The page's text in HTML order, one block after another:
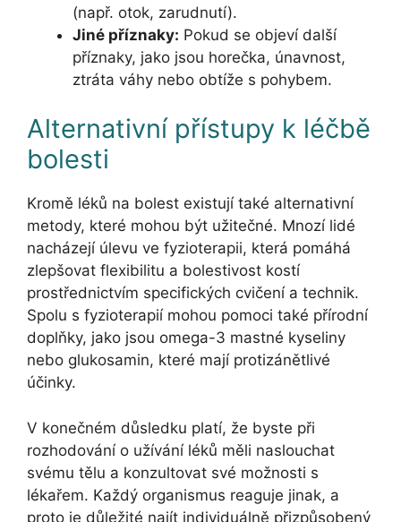
(např. otok, zarudnutí).
Jiné příznaky: Pokud se objeví další
příznaky, jako jsou horečka, únavnost,
ztráta váhy nebo obtíže s pohybem.
Alternativní přístupy k léčbě
bolesti
Kromě léků na bolest existují také alternativní
metody, které mohou být užitečné. Mnozí lidé
nacházejí úlevu ve fyzioterapii, která pomáhá
zlepšovat flexibilitu a bolestivost kostí
prostřednictvím specifických cvičení a technik.
Spolu s fyzioterapií mohou pomoci také přírodní
doplňky, jako jsou omega-3 mastné kyseliny
nebo glukosamin, které mají protizánětlivé
účinky.
V konečném důsledku platí, že byste při
rozhodování o užívání léků měli naslouchat
svému tělu a konzultovat své možnosti s
lékařem. Každý organismus reaguje jinak, a
proto je důležité najít individuálně přizpůsobený